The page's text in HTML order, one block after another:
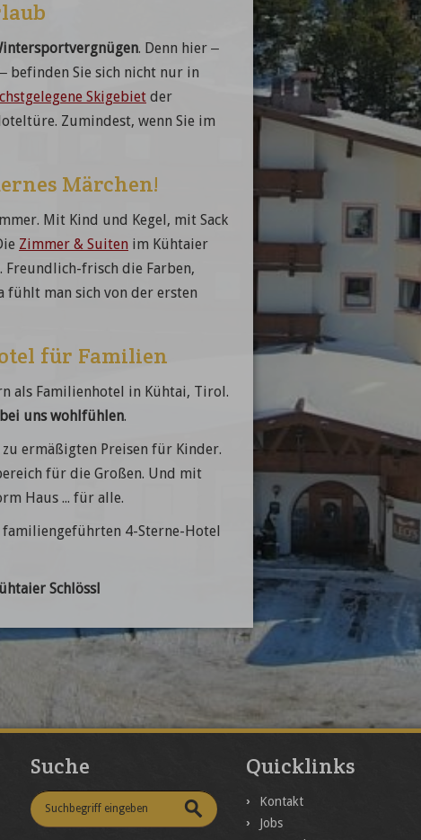
. Denn hier –
befinden Sie sich nicht nur in
Skigebiet der
Zumindest, wenn Sie im
Märchen!
Mit Kind und Kegel, mit Sack
Zimmer & Suiten im Kühtaier
Freundlich-frisch die Farben,
fühlt man sich von der ersten
für Familien
als Familienhotel in Kühtai, Tirol.
uns wohlfühlen.
zu ermäßigten Preisen für Kinder.
für die Großen. Und mit
Haus ... für alle.
4-Sterne-Hotel
Schlössl
Suche Quicklinks
Kontakt
Jobs